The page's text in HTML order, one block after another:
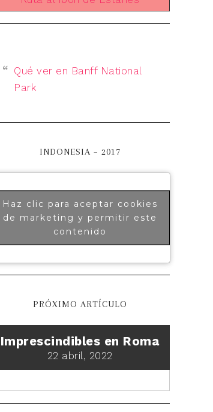
Qué ver en Banff National
Park
INDONESIA – 2017
Haz clic para aceptar cookies
de marketing y permitir este
contenido
PRÓXIMO ARTÍCULO
Imprescindibles en Roma
22 abril, 2022